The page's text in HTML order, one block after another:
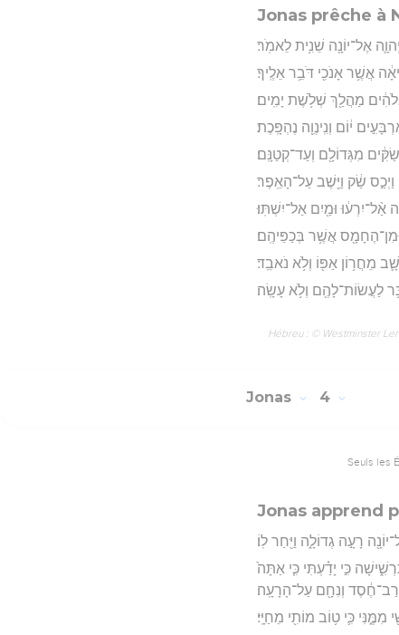
Jonas prêche à
אֶל־יוֹנָ֖ה שֵׁנִ֥ית לֵאמֹֽר׃
אֲשֶׁ֥ר אָנֹכִ֖י דֹּבֵ֥ר אֵלֶֽיךָ׃
מַהֲלַ֖ךְ שְׁלֹ֥שֶׁת יָמִֽים׃
י֔וֹם וְנִֽינְוֵ֖ה נֶהְפָּֽכֶת׃
שַׂקִּ֔ים מִגְּדוֹלָ֖ם וְעַד־קְטַנָּֽם׃
וַיְכַ֣ס שַׂ֔ק וַיֵּ֖שֶׁב עַל־הָאֵֽפֶר׃
וּמַ֖יִם אַל־יִשְׁתּֽוּ׃
אֲשֶׁ֥ר בְּכַפֵּיהֶֽם׃
מֵחֲר֥וֹן אַפּ֖וֹ וְלֹ֥א נֹאבֵֽד׃
לַעֲשׂוֹת־לָהֶ֖ם וְלֹ֥א עָשָֽׂה׃
Hébreu : © Westminster
Jonas 4
Seuls les
Jonas apprend
רָעָ֣ה גְדוֹלָ֑ה וַיִּ֖חַר לֽוֹ׃
כִּ֣י יָדַ֗עְתִּי כִּ֤י אַתָּה֙
וְנִחָ֖ם עַל־הָרָעָֽה׃
כִּ֛י ט֥וֹב מוֹתִ֖י מֵחַיָּֽי׃